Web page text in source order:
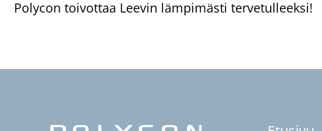
Polycon toivottaa Leevin lämpimästi tervetulleeksi!